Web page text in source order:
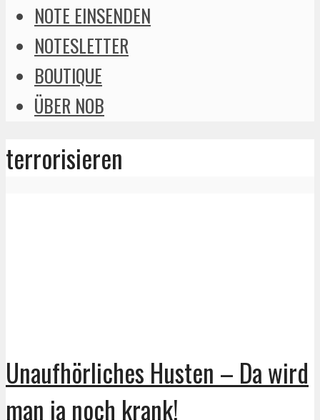
NOTE EINSENDEN
NOTESLETTER
BOUTIQUE
ÜBER NOB
terrorisieren
Unaufhörliches Husten – Da wird
man ja noch krank!